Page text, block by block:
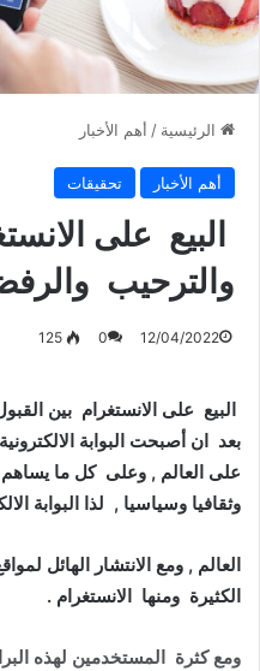
الرئيسية / أهم الأخبار
أهم الأخبار تحقيقات
البيع على
والترحيب
12/04/2022
0
125
البيع على الانستغرام بين
بعد ان أصبحت البوابة
على العالم , وعلى كل ما يساهم
وثقافيا وسياسيا , لذا البوابة
العالم , ومع الانتشار الهائل
الكثيرة ومنها الانستغرام .
ومع كثرة المستخدمين لهذه